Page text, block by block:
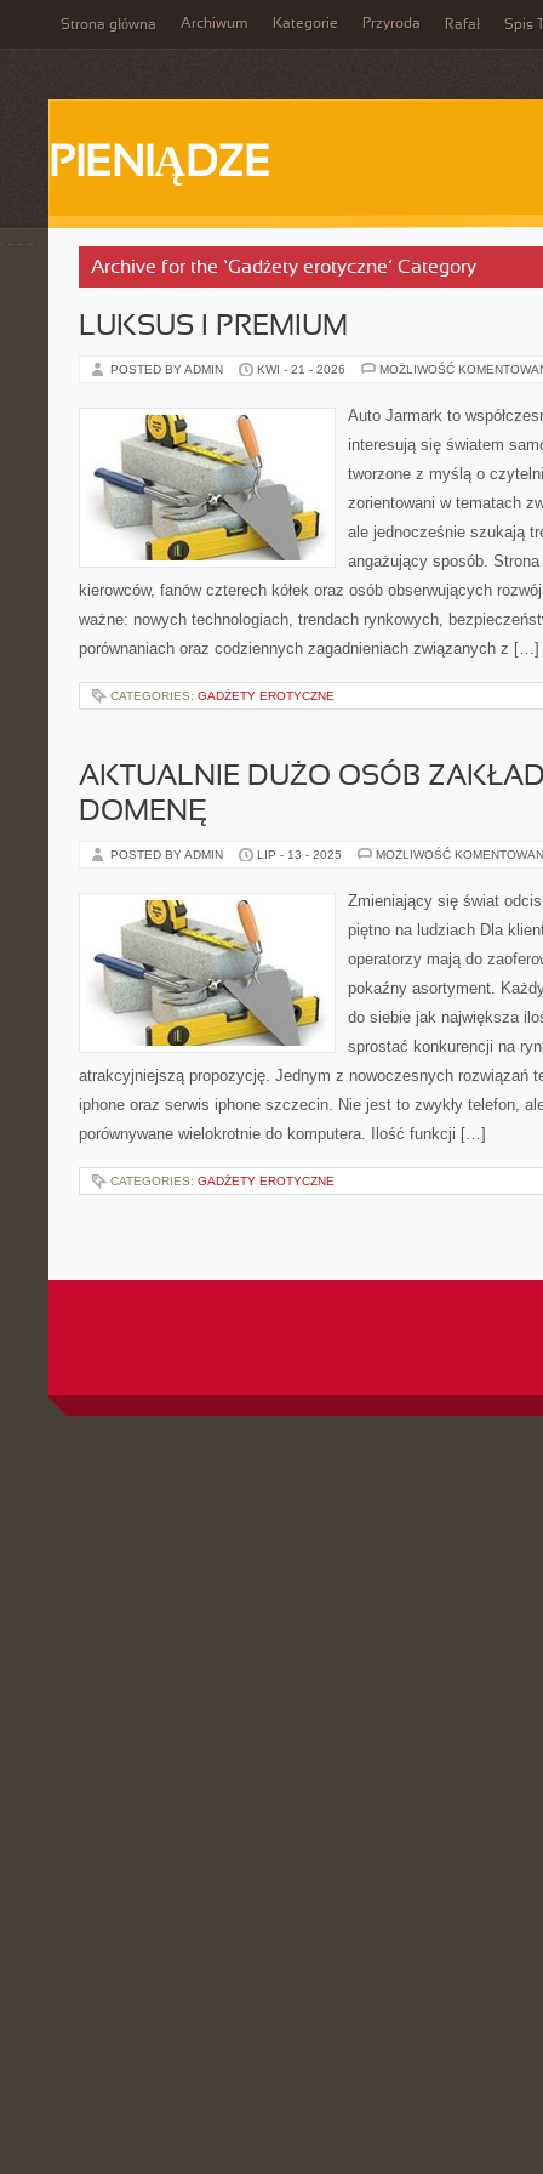
Strona główna Archiwum Kategorie Przyroda Rafał Spis
PIENIĄDZE
Archive for the ‘Gadżety erotyczne’ Category
LUKSUS I PREMIUM
POSTED BY ADMIN KWI - 21 - 2026 MOŻLIWOŚĆ
Auto Jarmark to
interesują się światem
tworzone z myślą o
zorientowani w tematach
ale jednocześnie szukają
angażujący sposób.
kierowców, fanów czterech kółek oraz osób obserwujących
ważne: nowych technologiach, trendach rynkowych,
porównaniach oraz codziennych zagadnieniach związanych z […]
CATEGORIES: GADŻETY EROTYCZNE
AKTUALNIE DUŻO OSÓB
DOMENĘ
POSTED BY ADMIN LIP - 13 - 2025 MOŻLIWOŚĆ
Zmieniający się świat
piętno na ludziach Dla
operatorzy mają do
pokaźny asortyment.
do siebie jak największa
sprostać konkurencji na
atrakcyjniejszą propozycję. Jednym z nowoczesnych rozwiązań
iphone oraz serwis iphone szczecin. Nie jest to zwykły telefon,
porównywane wielokrotnie do komputera. Ilość funkcji […]
CATEGORIES: GADŻETY EROTYCZNE